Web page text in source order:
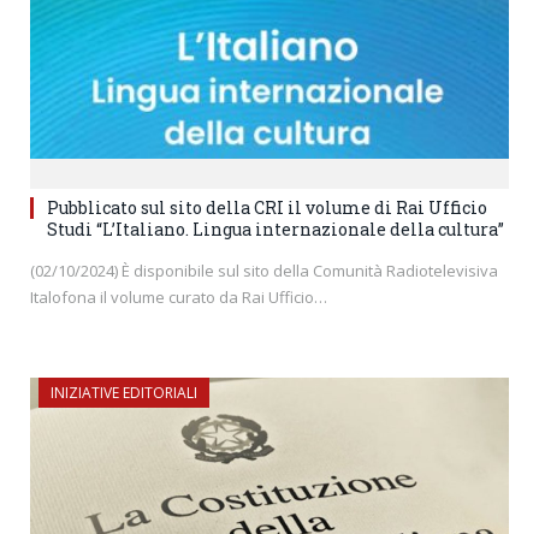
Pubblicato sul sito della CRI il volume di Rai Ufficio
Studi “L’Italiano. Lingua internazionale della cultura”
(02/10/2024) È disponibile sul sito della Comunità Radiotelevisiva
Italofona il volume curato da Rai Ufficio…
INIZIATIVE EDITORIALI